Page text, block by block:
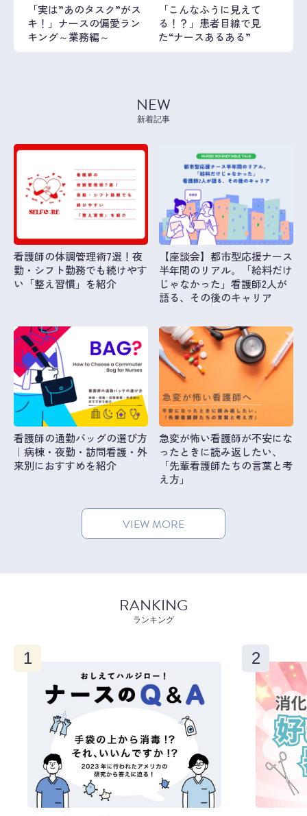
「実は”あのタスク”がス
キ！」ナースの偏愛ラン
キング～業務編～
「こんなふうに見えて
る！？」患者目線で見
た“ナースあるある”
NEW
新着記事
看護師の体調管理術7選！夜
勤・シフト勤務でも続けやす
い「整え習慣」を紹介
【座談会】都市型応援ナース
半年間のリアル。「給料だけ
じゃなかった」看護師2人が
語る、その後のキャリア
看護師の通勤バッグの選び方
｜病棟・夜勤・訪問看護・外
来別におすすめを紹介
急変が怖い看護師が不安にな
ったときに読み返したい、
「先輩看護師たちの言葉と考
え方」
VIEW MORE
RANKING
ランキング